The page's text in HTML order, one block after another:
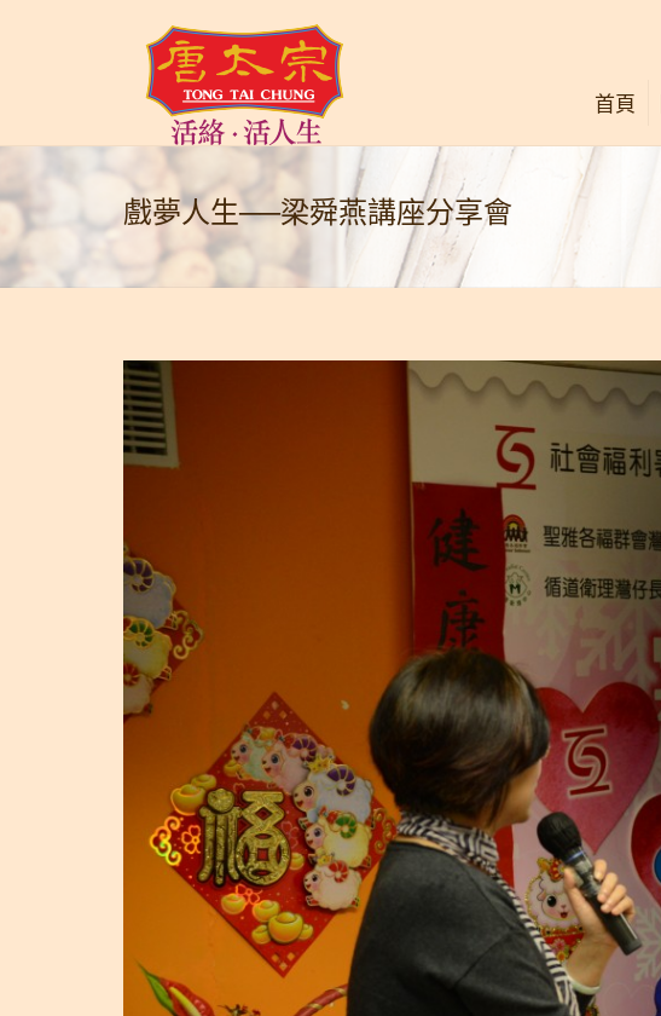
首頁
戲夢人生──梁舜燕講座分享會